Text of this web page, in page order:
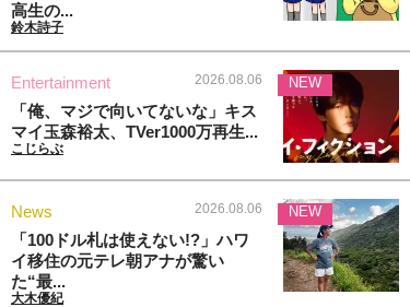
高生の...
鈴木詩子
Entertainment 2026.08.06
「俺、マジで向いてないな」キス
マイ玉森裕太、TVer1000万再生...
こじらぶ
NEW
News 2026.08.06
「100ドル札は使えない!?」ハワ
イ移住の元テレ朝アナが驚い
た“最...
大木優紀
NEW